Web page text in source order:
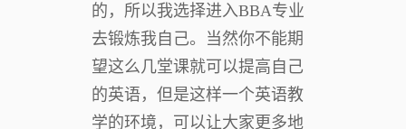
的，所以我选择进入BBA专业
去锻炼我自己。当然你不能期
望这么几堂课就可以提高自己
的英语，但是这样一个英语教
学的环境，可以让大家更多地